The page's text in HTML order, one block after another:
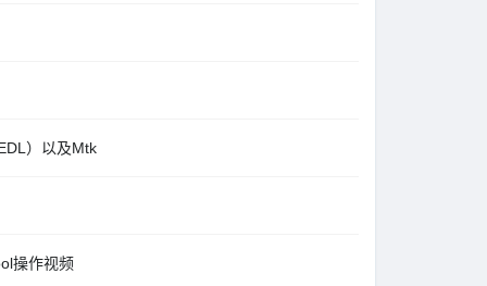
）以及Mtk
操作视频